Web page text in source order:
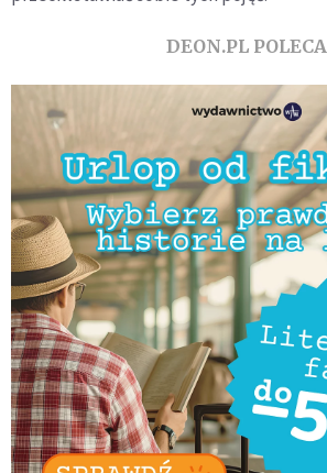
DEON.PL POLECA